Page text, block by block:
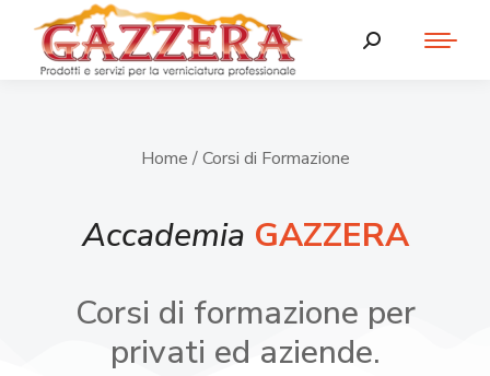
Home / Corsi di Formazione
Accademia GAZZERA
Corsi di formazione per
privati ed aziende.